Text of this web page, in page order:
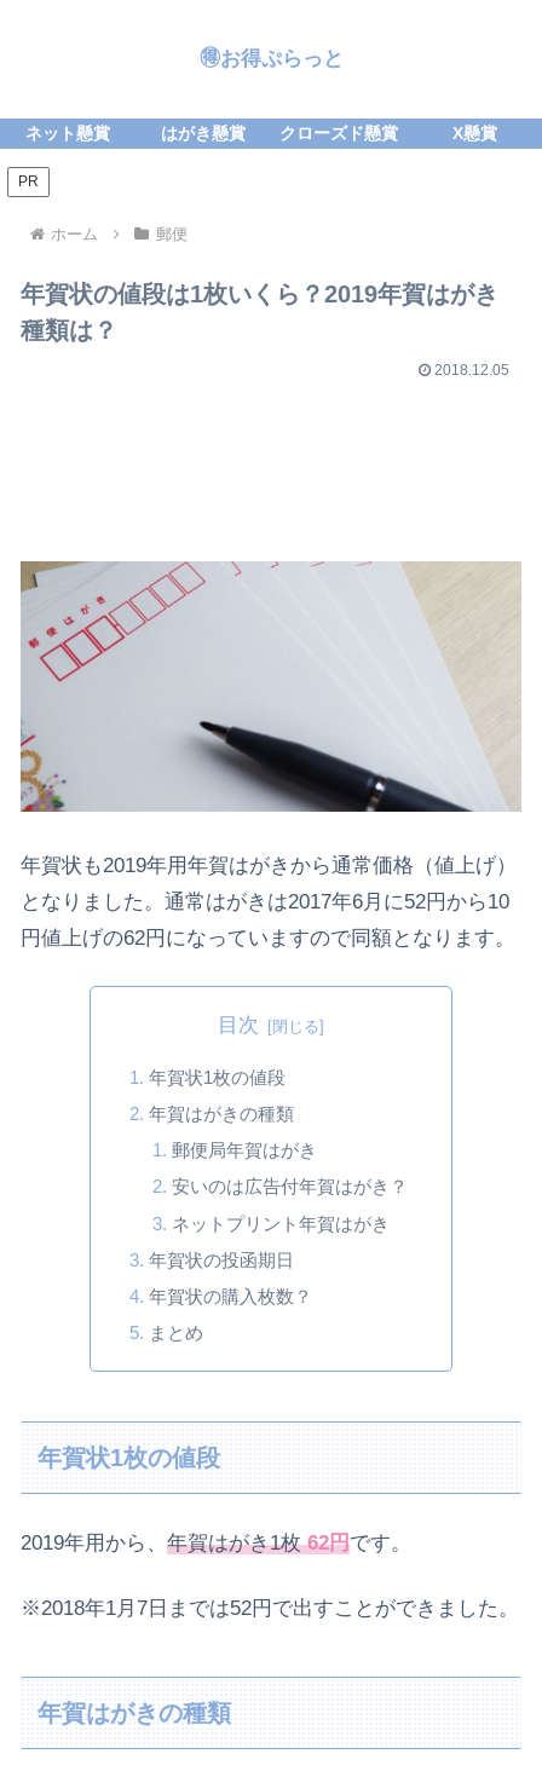
🉐お得ぷらっと
ネット懸賞 はがき懸賞 クローズド懸賞 X懸賞
PR
ホーム 郵便
年賀状の値段は1枚いくら？2019年賀はがき
種類は？
2018.12.05
年賀状も2019年用年賀はがきから通常価格（値上げ）
となりました。通常はがきは2017年6月に52円から10
円値上げの62円になっていますので同額となります。
目次
年賀状1枚の値段
年賀はがきの種類
郵便局年賀はがき
安いのは広告付年賀はがき？
ネットプリント年賀はがき
年賀状の投函期日
年賀状の購入枚数？
まとめ
年賀状1枚の値段
2019年用から、 年賀はがき1枚62円です。
※2018年1月7日までは52円で出すことができました。
年賀はがきの種類